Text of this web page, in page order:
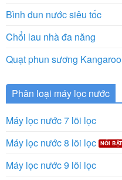
Bình đun nước siêu tốc
Chổi lau nhà đa năng
Quạt phun sương Kangaroo
Phân loại máy lọc nước
Máy lọc nước 7 lõi lọc
Máy lọc nước 8 lõi lọc
Máy lọc nước 9 lõi lọc